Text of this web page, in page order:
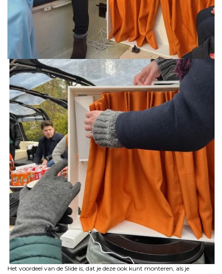
Het voordeel van de Slide is, dat je deze ook kunt monteren, als je